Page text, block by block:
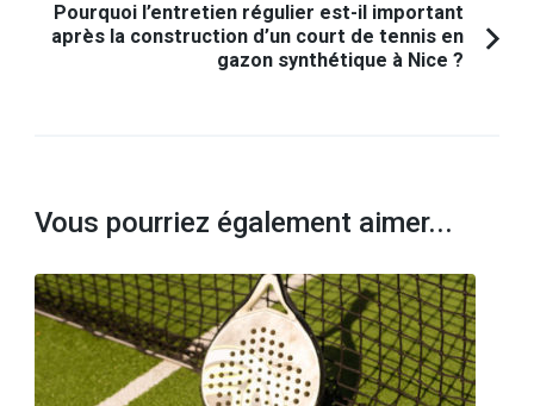
Pourquoi l’entretien régulier est-il important
après la construction d’un court de tennis en
gazon synthétique à Nice ?
Vous pourriez également aimer...